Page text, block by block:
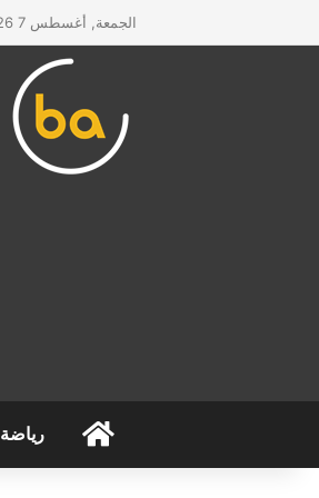
الجمعة, أغسطس 7 2026
الرئيسيةرياضة